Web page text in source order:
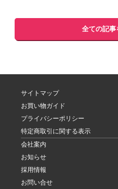
全ての記事
サイトマップ
お買い物ガイド
プライバシーポリシー
特定商取引に関する表示
会社案内
お知らせ
採用情報
お問い合せ